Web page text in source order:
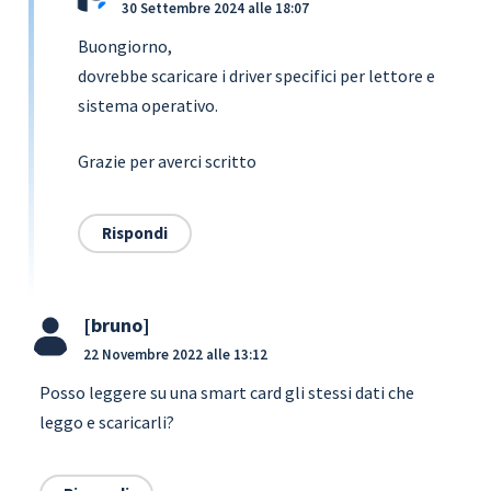
30 Settembre 2024 alle 18:07
Buongiorno,
dovrebbe scaricare i driver specifici per lettore e
sistema operativo.
Grazie per averci scritto
Rispondi
bruno
22 Novembre 2022 alle 13:12
Posso leggere su una smart card gli stessi dati che
leggo e scaricarli?